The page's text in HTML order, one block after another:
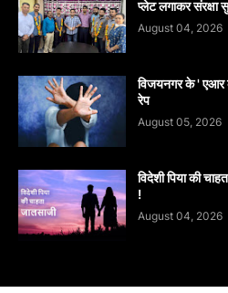
प्लेट लगाकर संरक्षा
August 04, 2026
विजयनगर के ' एआर
रेप
August 05, 2026
विदेशी पिया की
!
August 04, 2026